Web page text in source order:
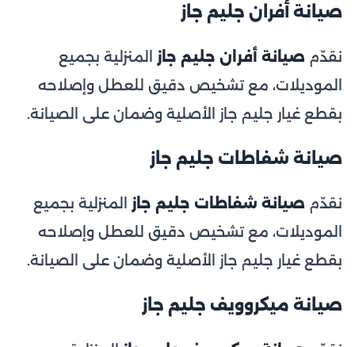
صيانة أفران جليم جاز
نقدّم صيانة أفران جليم جاز المنزلية بجميع
الموديلات، مع تشخيص دقيق للعطل وإصلاحه
بقطع غيار جليم جاز الأصلية وضمان على الصيانة.
صيانة شفاطات جليم جاز
نقدّم صيانة شفاطات جليم جاز المنزلية بجميع
الموديلات، مع تشخيص دقيق للعطل وإصلاحه
بقطع غيار جليم جاز الأصلية وضمان على الصيانة.
صيانة ميكروويف جليم جاز